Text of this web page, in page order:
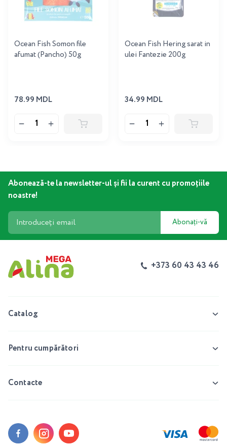
Ocean Fish Somon file
afumat (Pancho) 50g
78.99 MDL
Ocean Fish Hering sarat in
ulei Fantezie 200g
34.99 MDL
Abonează-te la newsletter-ul și fii la curent cu promoțiile
noastre!
Abonați-vă
+373 60 43 43 46
Catalog
Pentru cumpărători
Contacte